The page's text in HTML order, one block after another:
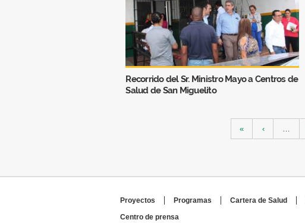
Recorrido del Sr. Ministro Mayo a Centros de
Salud de San Miguelito
« ‹
Proyectos Programas Cartera de Salud
Centro de prensa